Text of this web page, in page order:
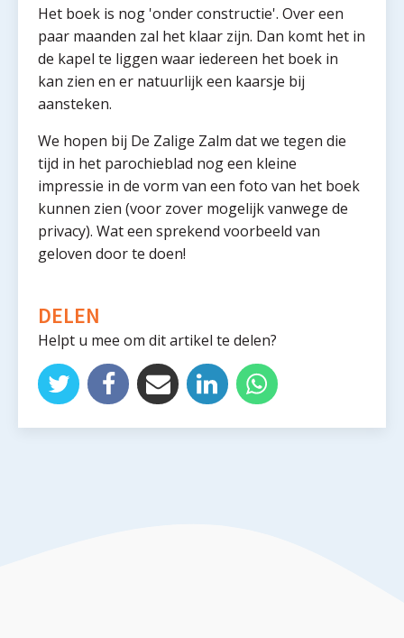
Het boek is nog 'onder constructie'. Over een
paar maanden zal het klaar zijn. Dan komt het in
de kapel te liggen waar iedereen het boek in
kan zien en er natuurlijk een kaarsje bij
aansteken.
We hopen bij De Zalige Zalm dat we tegen die
tijd in het parochieblad nog een kleine
impressie in de vorm van een foto van het boek
kunnen zien (voor zover mogelijk vanwege de
privacy). Wat een sprekend voorbeeld van
geloven door te doen!
DELEN
Helpt u mee om dit artikel te delen?